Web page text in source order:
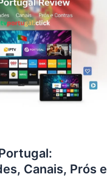
Canais, Prós e